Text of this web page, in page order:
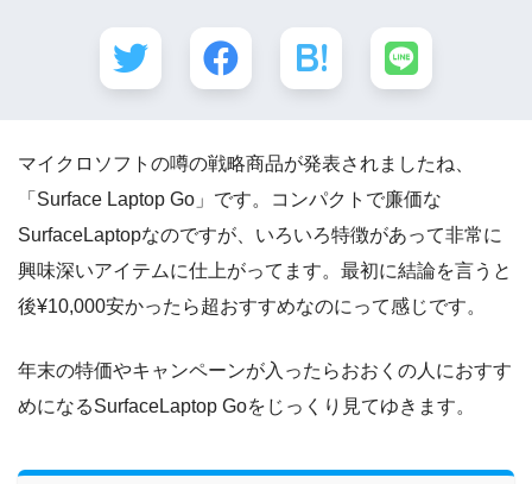
マイクロソフトの噂の戦略商品が発表されましたね、
「Surface Laptop Go」です。コンパクトで廉価な
SurfaceLaptopなのですが、いろいろ特徴があって非常に
興味深いアイテムに仕上がってます。最初に結論を言うと
後¥10,000安かったら超おすすめなのにって感じです。
年末の特価やキャンペーンが入ったらおおくの人におすす
めになるSurfaceLaptop Goをじっくり見てゆきます。